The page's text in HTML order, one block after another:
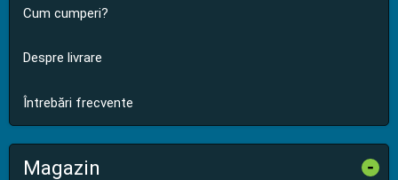
Cum cumperi?
Despre livrare
Întrebări frecvente
Magazin -